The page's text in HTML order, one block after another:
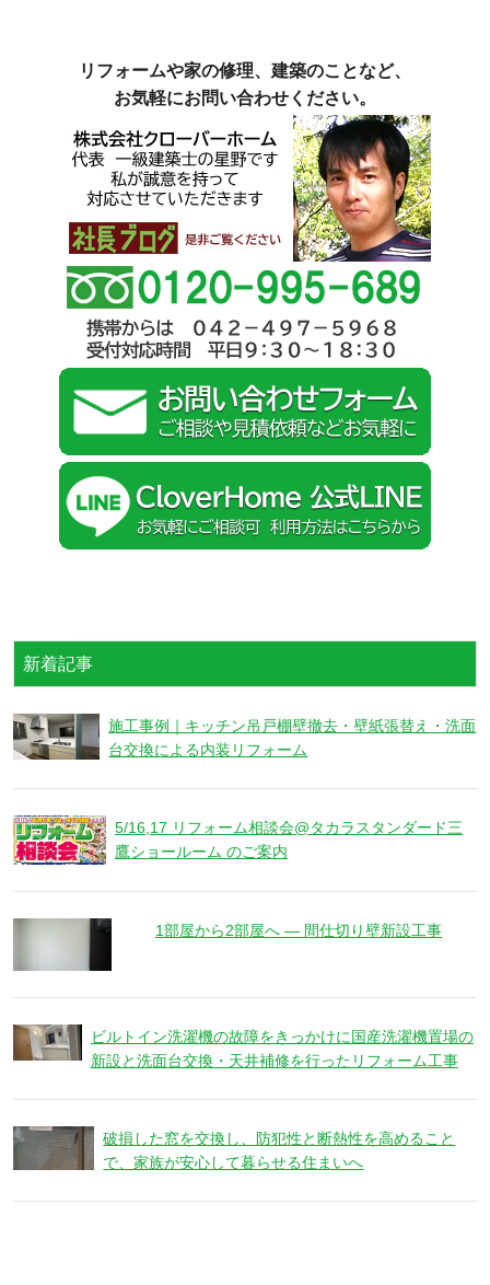
リフォームや家の修理、建築のことなど、
お気軽にお問い合わせください。
新着記事
施工事例｜キッチン吊戸棚壁撤去・壁紙張替え・洗面
台交換による内装リフォーム
5/16,17 リフォーム相談会@タカラスタンダード三
鷹ショールーム のご案内
1部屋から2部屋へ ― 間仕切り壁新設工事
ビルトイン洗濯機の故障をきっかけに国産洗濯機置場の
新設と洗面台交換・天井補修を行ったリフォーム工事
破損した窓を交換し、防犯性と断熱性を高めること
で、家族が安心して暮らせる住まいへ